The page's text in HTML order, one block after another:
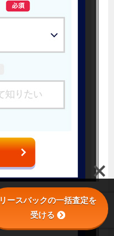
リースバックの一括査定を
受ける